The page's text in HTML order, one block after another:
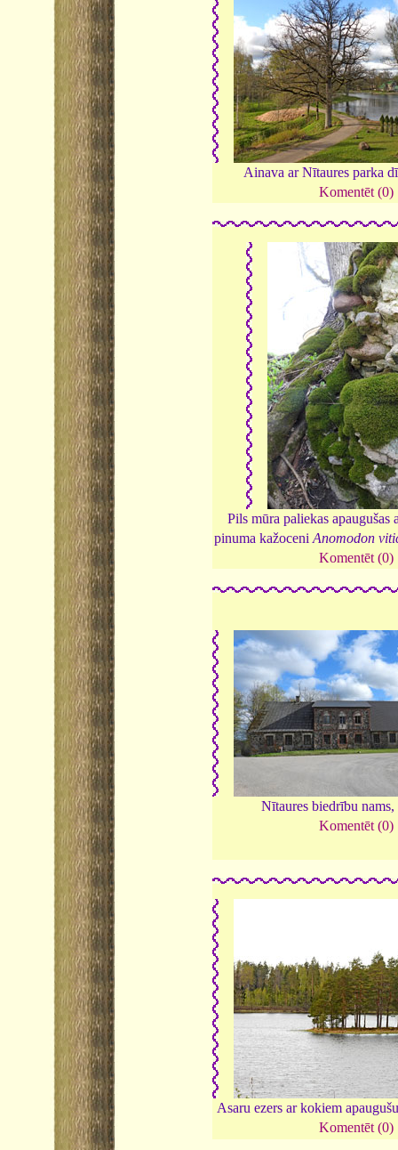
Ainava ar Nītaures parka
Komentēt (0)
Pils mūra paliekas apaugušas
pinuma kažoceniAnomodon
Komentēt (0)
Nītaures biedrību nams,
Komentēt (0)
Asaru ezers ar kokiem
Komentēt (0)